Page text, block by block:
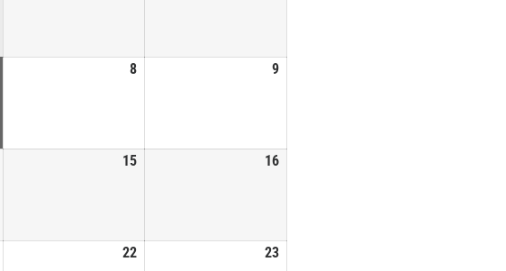
8 9
15 16
22 23